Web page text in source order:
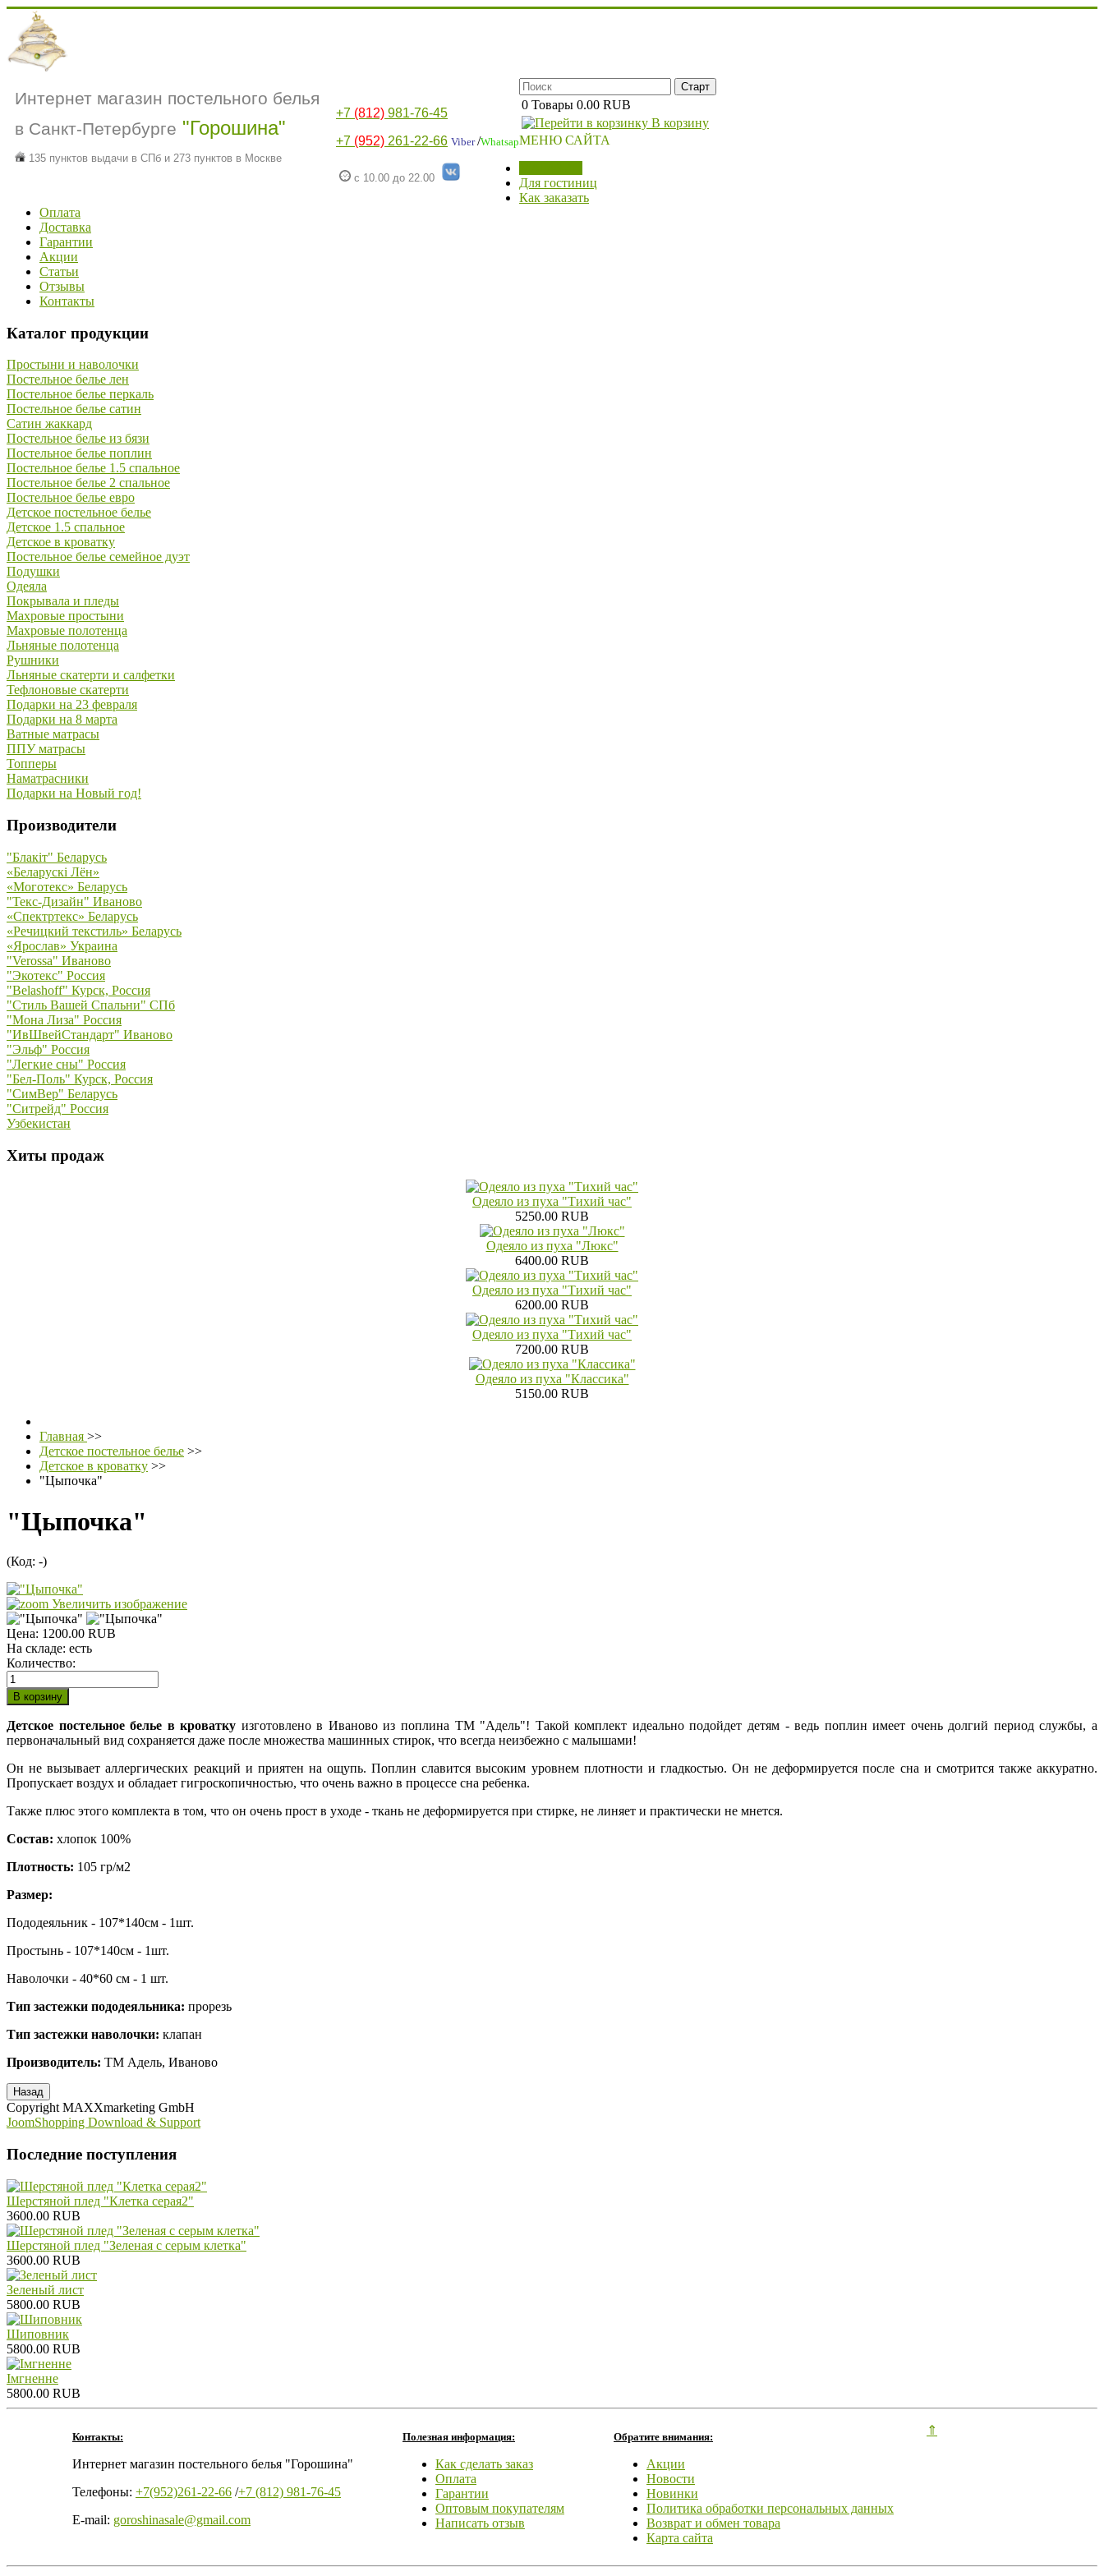
Интернет магазин постельного белья
в Санкт-Петербурге "Горошина"
135 пунктов выдачи в СПб и 273 пунктов в Москве
+7 (812) 981-76-45
+7 (952) 261-22-66 Viber/Whatsap
с 10.00 до 22.00
0 Товары 0.00 RUB
В корзину
МЕНЮ САЙТА
Для гостиниц
Как заказать
Оплата
Доставка
Гарантии
Акции
Статьи
Отзывы
Контакты
Каталог продукции
Простыни и наволочки
Постельное белье лен
Постельное белье перкаль
Постельное белье сатин
Сатин жаккард
Постельное белье из бязи
Постельное белье поплин
Постельное белье 1.5 спальное
Постельное белье 2 спальное
Постельное белье евро
Детское постельное белье
Детское 1.5 спальное
Детское в кроватку
Постельное белье семейное дуэт
Подушки
Одеяла
Покрывала и пледы
Махровые простыни
Махровые полотенца
Льняные полотенца
Рушники
Льняные скатерти и салфетки
Тефлоновые скатерти
Подарки на 23 февраля
Подарки на 8 марта
Ватные матрасы
ППУ матрасы
Топперы
Наматрасники
Подарки на Новый год!
Производители
"Блакiт" Беларусь
«Беларускi Лён»
«Моготекс» Беларусь
"Текс-Дизайн" Иваново
«Спектртекс» Беларусь
«Речицкий текстиль» Беларусь
«Ярослав» Украина
"Verossa" Иваново
"Экотекс" Россия
"Belashoff" Курск, Россия
"Стиль Вашей Спальни" СПб
"Мона Лиза" Россия
"ИвШвейСтандарт" Иваново
"Эльф" Россия
"Легкие сны" Россия
"Бел-Поль" Курск, Россия
"СимВер" Беларусь
"Ситрейд" Россия
Узбекистан
Хиты продаж
Одеяло из пуха "Тихий час"
5250.00 RUB
Одеяло из пуха "Люкс"
6400.00 RUB
Одеяло из пуха "Тихий час"
6200.00 RUB
Одеяло из пуха "Тихий час"
7200.00 RUB
Одеяло из пуха "Классика"
5150.00 RUB
Главная >>
Детское постельное белье >>
Детское в кроватку >>
"Цыпочка"
"Цыпочка"
(Код: -)
Увеличить изображение
Цена: 1200.00 RUB
На складе: есть
Количество:
Детское постельное белье в кроватку изготовлено в Иваново из поплина ТМ "Адель"! Такой комплект идеально подойдет детям - ведь поплин имеет очень долгий период службы, а
первоначальный вид сохраняется даже после множества машинных стирок, что всегда неизбежно с малышами!
Он не вызывает аллергических реакций и приятен на ощупь. Поплин славится высоким уровнем плотности и гладкостью. Он не деформируется после сна и смотрится также аккуратно.
Пропускает воздух и обладает гигроскопичностью, что очень важно в процессе сна ребенка.
Также плюс этого комплекта в том, что он очень прост в уходе - ткань не деформируется при стирке, не линяет и практически не мнется.
Состав: хлопок 100%
Плотность: 105 гр/м2
Размер:
Пододеяльник - 107*140см - 1шт.
Простынь - 107*140см - 1шт.
Наволочки - 40*60 см - 1 шт.
Тип застежки пододеяльника: прорезь
Тип застежки наволочки: клапан
Производитель: ТМ Адель, Иваново
Copyright MAXXmarketing GmbH
JoomShopping Download & Support
Последние поступления
Шерстяной плед "Клетка серая2"
3600.00 RUB
Шерстяной плед "Зеленая с серым клетка"
3600.00 RUB
Зеленый лист
5800.00 RUB
Шиповник
5800.00 RUB
Iмгненне
5800.00 RUB
Контакты:
Интернет магазин постельного белья "Горошина"
Телефоны: +7(952)261-22-66 /+7 (812) 981-76-45
E-mail: goroshinasale@gmail.com
Полезная информация:
Как сделать заказ
Оплата
Гарантии
Оптовым покупателям
Написать отзыв
Обратите внимания:
Акции
Новости
Новинки
Политика обработки персональных данных
Возврат и обмен товара
Карта сайта
⇑